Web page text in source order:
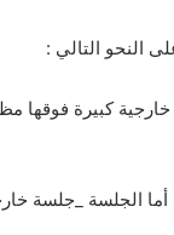
النحو التالي :
كبيرة فوقها
الجلسة _جلسة